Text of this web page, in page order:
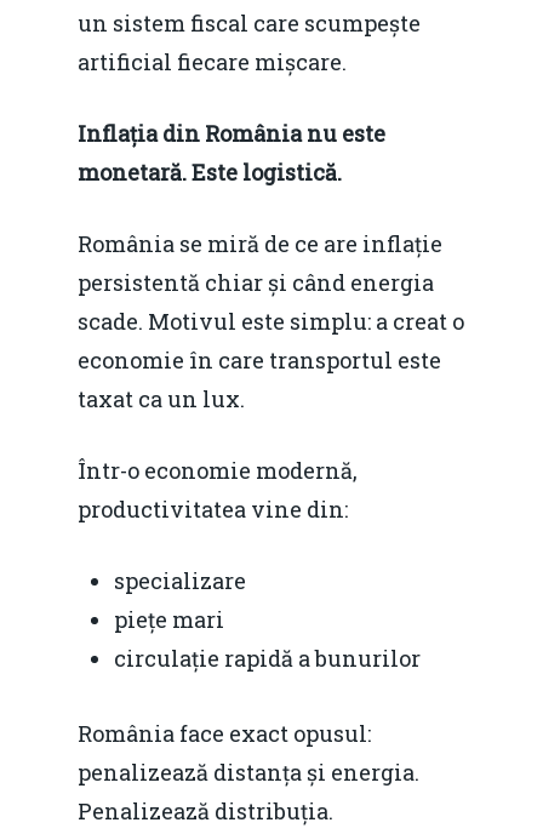
un sistem fiscal care scumpește
artificial fiecare mișcare.
Inflația din România nu este
monetară. Este logistică.
România se miră de ce are inflație
persistentă chiar și când energia
scade. Motivul este simplu: a creat o
economie în care transportul este
taxat ca un lux.
Într-o economie modernă,
productivitatea vine din:
specializare
piețe mari
circulație rapidă a bunurilor
România face exact opusul:
penalizează distanța și energia.
Penalizează distribuția.